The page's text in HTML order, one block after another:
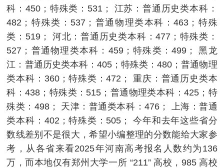
科：450；特殊类：531； 江苏：普通历史类本科：
482；特殊类：537；普通物理类本科：463；特殊
类：519； 河北：普通历史类本科：477；特殊类：
527；普通物理类本科：459；特殊类：499； 黑龙
江：普通历史类本科：405；特殊类：480；普通物理
类本科：360；特殊类：472； 重庆：普通历史类本
科：438；特殊类：515；普通物理类本科：425；特
殊类：498； 天津：普通类本科：476； 上海：普通
类本科：402；特殊类：505； 今年和去年这些省分
数线差别不是很大，希望小编整理的分数能给大家参
考，从各省来看2025年河南高考报名人数约为136
万，而本地仅有郑州大学一所 “211” 高校，985 高校